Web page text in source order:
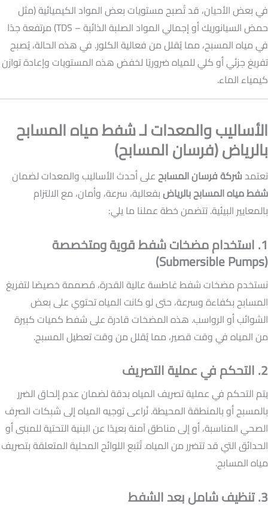
في بعض الأحيان، قد تُصبح مستويات بعض المواد الكيميائية (مثل
حمض السيانوريك أو إجمالي المواد الصلبة الذائبة – TDS) مرتفعة جدًا
في مياه المسبح، مما يُقلل من فعالية الكلور. في هذه الحالة، يُصبح
تفريغ جزئي أو كلي للمياه ضروريًا لخفض هذه المستويات وإعادة توازن
كيمياء الماء.
الأساليب والمعدات لـ شفط مياه المسابح
بالرياض (فرسان المسابح)
تعتمدشركة فرسان المسابحعلى أحدث الأساليب والمعدات لضمان
شفط مياه المسابح بالرياضبفعالية، سرعة، وأمان، مع الالتزام
بالمعايير البيئية. تتضمن خطة عملنا ما يلي:
1. استخدام مضخات شفط قوية ومتخصصة
(Submersible Pumps)
نستخدم مضخات شفط غاطسة عالية القدرة، مُصممة خصيصًا لتفريغ
المسابح بكفاءة وسرعة، حتى لو كانت المياه تحتوي على بعض
الشوائب أو الرواسب. هذه المضخات قادرة على شفط كميات كبيرة
من المياه في وقت قصير، مما يُقلل من وقت تعطيل المسبح.
2. التحكم في عملية التصريف
يتم التحكم في عملية تصريف المياه بدقة لضمان عدم إلحاق الضرر
بالمسبح أو بالمنطقة المحيطة. نُراعى توجيه المياه إلى شبكات الصرف
الصحي المناسبة، أو إلى مناطق آمنة بعيدًا عن البنية التحتية للمبنى أو
الحدائق التي قد تتضرر من المياه. تُتبع اللوائح المحلية المتعلقة بتصريف
مياه المسابح.
3. تنظيف شامل بعد الشفط